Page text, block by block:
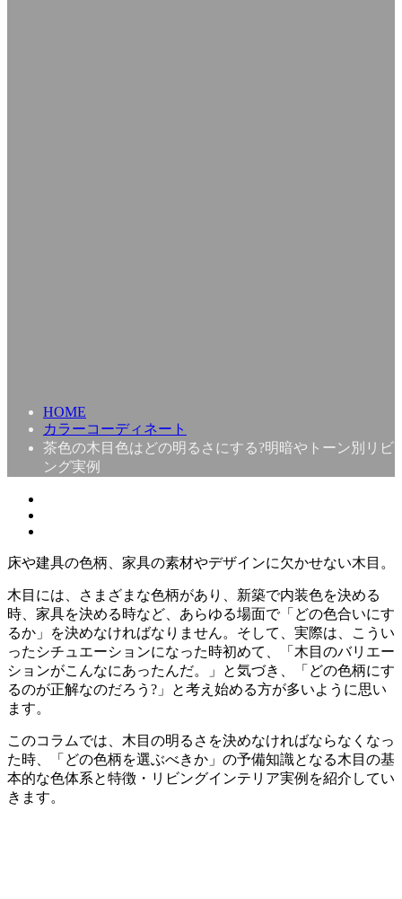
HOME
カラーコーディネート
茶色の木目色はどの明るさにする?明暗やトーン別リビ
ング実例
床や建具の色柄、家具の素材やデザインに欠かせない木目。
木目には、さまざまな色柄があり、新築で内装色を決める
時、家具を決める時など、あらゆる場面で「どの色合いにす
るか」を決めなければなりません。そして、実際は、こうい
ったシチュエーションになった時初めて、「木目のバリエー
ションがこんなにあったんだ。」と気づき、「どの色柄にす
るのが正解なのだろう?」と考え始める方が多いように思い
ます。
このコラムでは、木目の明るさを決めなければならなくなっ
た時、「どの色柄を選ぶべきか」の予備知識となる木目の基
本的な色体系と特徴・リビングインテリア実例を紹介してい
きます。